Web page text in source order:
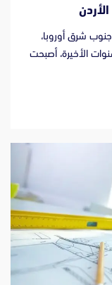
شرق أوروبا،
الأخيرة، أصبحت